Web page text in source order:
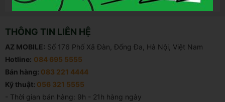
THÔNG TIN LIÊN HỆ
AZ MOBILE: Số 176 Phố Xã Đàn, Đống Đa, Hà Nội, Việt Nam
Hotline: 084 695 5555
Bán hàng: 083 221 4444
Kỹ thuật: 056 321 5555
- Thời gian bán hàng: 9h - 21h hàng ngày